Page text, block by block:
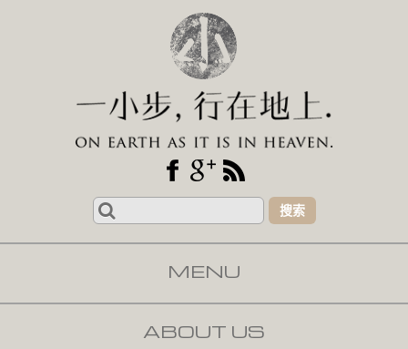
Search
for:
MENU
SKIP TO CONTENT
ABOUT US